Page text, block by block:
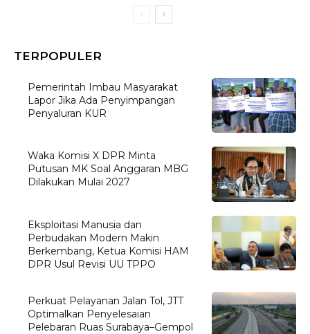
TERPOPULER
Pemerintah Imbau Masyarakat
Lapor Jika Ada Penyimpangan
Penyaluran KUR
Waka Komisi X DPR Minta
Putusan MK Soal Anggaran MBG
Dilakukan Mulai 2027
Eksploitasi Manusia dan
Perbudakan Modern Makin
Berkembang, Ketua Komisi HAM
DPR Usul Revisi UU TPPO
Perkuat Pelayanan Jalan Tol, JTT
Optimalkan Penyelesaian
Pelebaran Ruas Surabaya–Gempol